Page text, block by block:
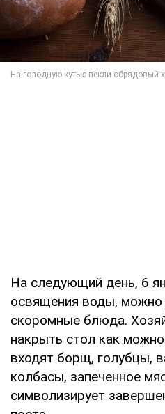
На следующий день, 6
освящения воды, можно
скоромные блюда.
накрыть стол как
входят борщ, голубцы,
колбасы, запеченное
символизирует